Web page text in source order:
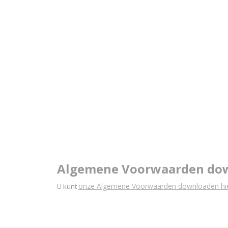
Algemene Voorwaarden
U kunt onze Algemene Voorwaarden downloaden